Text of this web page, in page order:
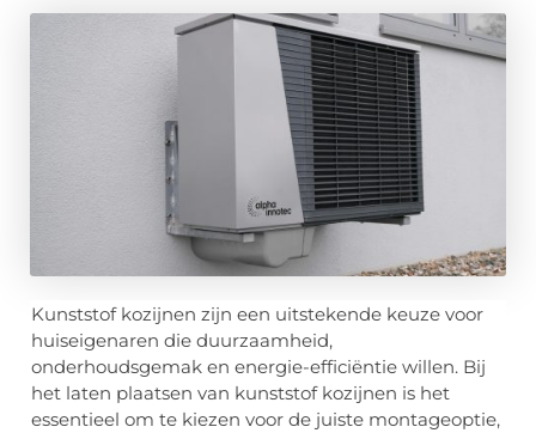
Kunststof kozijnen zijn een uitstekende keuze voor
huiseigenaren die duurzaamheid,
onderhoudsgemak en energie-efficiëntie willen. Bij
het laten plaatsen van kunststof kozijnen is het
essentieel om te kiezen voor de juiste montageoptie,